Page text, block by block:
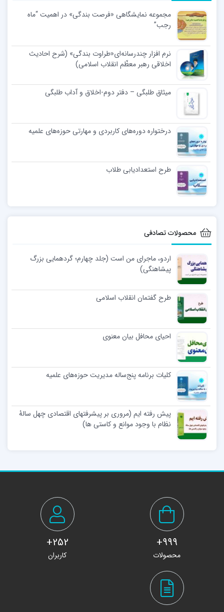
مجموعه نمایشگاهی «فرصت بندگی» در اهمیت “ماه
رجب”
نرم افزار چندرسانه‌ای«طراوت بندگی» (شرح احادیث
اخلاقی رهبر معظّم انقلاب اسلامی)
میثاق طلبگی – دفتر دوم-اخلاق و آداب طلبگی
درختواره دوره‌های کاربردی و مهارتی حوزه‌های علمیه
طرح استعدادیابی طلاب
محصولات تصادفی
اردو، ماجرای من است (جلد چهارم؛ گردهمایی بزرگ
پیشاهنگی)
طرح گفتمان انقلاب اسلامی
احیای محافل بیان معنوی
کلیات برنامه پنج‌ساله مدیریت حوزه‌های علمیه
پیش رفته ایم (مروری بر پیشرفتهای اقتصادی چهل سالۀ
نظام با وجود موانع و کاستی ها)
999+
محصولات
252+
کاربران